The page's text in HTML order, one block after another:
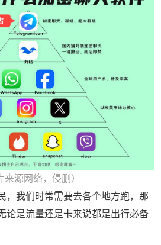
来源网络，侵删）
，我们时常需要去各个地方跑，那
论是流量还是卡来说都是出行必备